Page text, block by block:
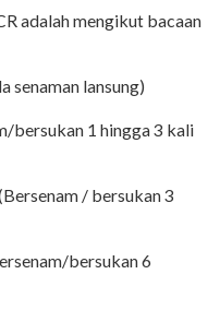
adalah mengikut bacaan
senaman lansung)
bersukan 1 hingga 3 kali
/ bersukan 3
bersukan 6